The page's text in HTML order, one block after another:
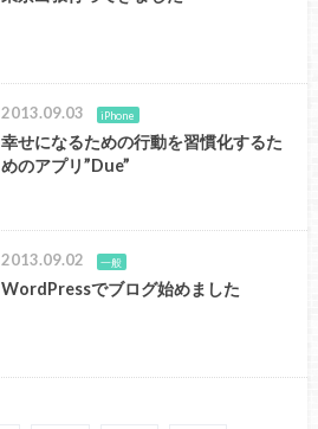
2013.09.03 iPhone
幸せになるための行動を習慣化するた
めのアプリ”Due”
2013.09.02 一般
WordPressでブログ始めました